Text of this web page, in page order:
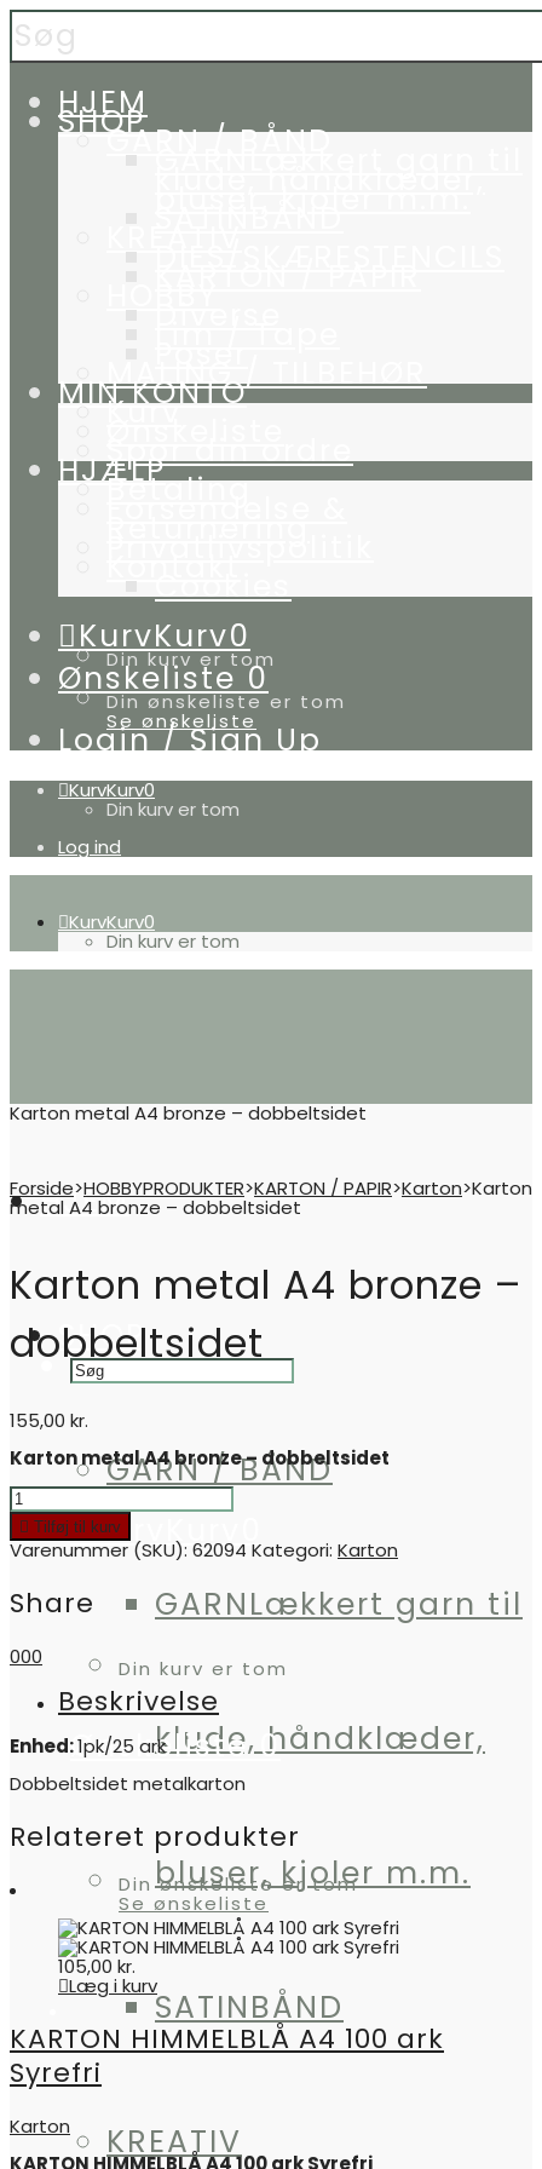
HJEM
SHOPGARN / BÅND
KREATIV
HOBBY
MALING / TILBEHØR
MIN KONTO
Kurv
Spor din ordre
HJÆLP
Betaling
Cookies
KurvKurv0
Din kurv er tom
Ønskeliste 0
Din ønskeliste er tom
Se ønskeliste
Login / Sign Up
KurvKurv0
Din kurv er tom
Log ind
KurvKurv0
Din kurv er tom
HJEM
SHOP
GARN / BÅND
GARNLækkert garn til
klude, håndklæder,
bluser, kjoler m.m.
SATINBÅND
KREATIV
Kurv Kurv
Din kurv er tom
Ønskeliste 0
Din ønskeliste er tom
Se ønskeliste
Karton metal A4 bronze – dobbeltsidet
Forside>HOBBYPRODUKTER>KARTON / PAPIR>Karton>Karton
metal A4 bronze – dobbeltsidet
Karton metal A4 bronze –
dobbeltsidet
155,00 kr.
Karton metal A4 bronze – dobbeltsidet
Karton
metal
A4
bronze
dobbeltsidet
quantity
Tilføj til kurv
Varenummer (SKU): 62094 Kategori: Karton
Share
000
Beskrivelse
Enhed:1pk/25 ark
Dobbeltsidet metalkarton
Relateret produkter
105,00 kr.
Læg i kurv
KARTON HIMMELBLÅ A4 100 ark
Syrefri
Karton
KARTON HIMMELBLÅ A4 100 ark Syrefri